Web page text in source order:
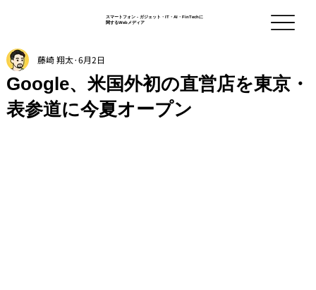
スマートフォン - ガジェット・IT・AI・FinTechに
関するWebメディア
Google、米国外初の直営店を東京・
表参道に今夏オープン
藤崎 翔太 6月2日